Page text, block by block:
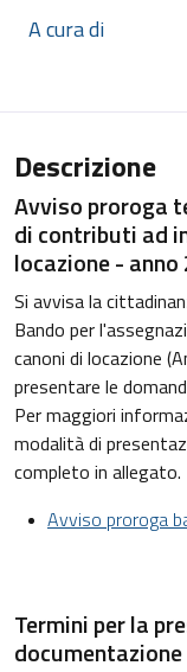
A cura di
Descrizione
Avviso proroga
di contributi ad
locazione -
Si avvisa la
Bando per
canoni di locazione
presentare le
Per maggiori
modalità di
completo in allegato.
Avviso proroga
Termini per la